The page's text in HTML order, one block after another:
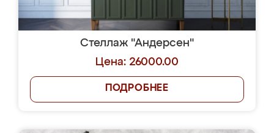
Стеллаж "Андерсен"
Цена: 26000.00
ПОДРОБНЕЕ